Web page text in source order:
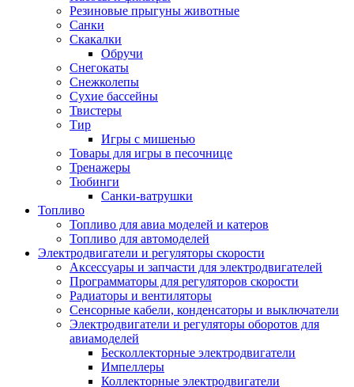
Резиновые прыгуны животные
Санки
Скакалки
Обручи
Снегокаты
Снежколепы
Сухие бассейны
Твистеры
Тир
Игры с мишенью
Товары для игры в песочнице
Тренажеры
Тюбинги
Санки-ватрушки
Топливо
Топливо для авиа моделей и катеров
Топливо для автомоделей
Электродвигатели и регуляторы скорости
Аксессуары и запчасти для электродвигателей
Программаторы для регуляторов скорости
Радиаторы и вентиляторы
Сенсорные кабели, конденсаторы и выключатели
Электродвигатели и регуляторы оборотов для
авиамоделей
Бесколлекторные электродвигатели
Импеллеры
Коллекторные электродвигатели